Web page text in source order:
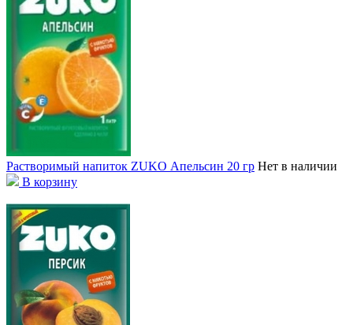
Растворимый напиток ZUKO Апельсин 20 гр Нет в наличии
В корзину